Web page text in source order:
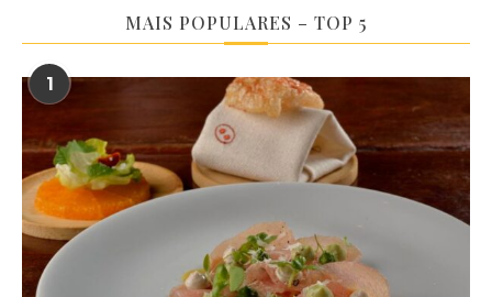
MAIS POPULARES – TOP 5
1